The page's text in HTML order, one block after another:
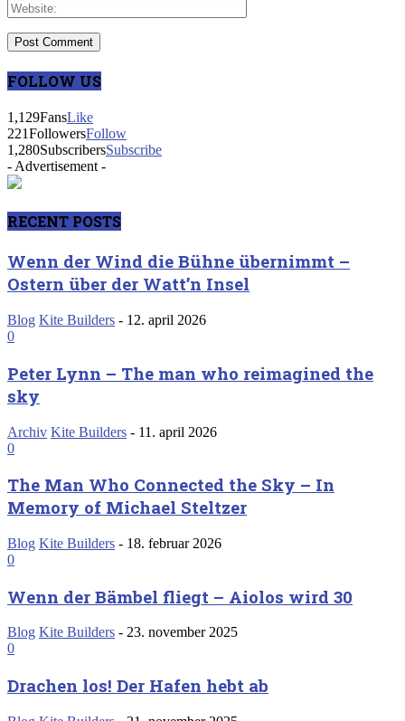
FOLLOW US
1,129FansLike
221FollowersFollow
1,280SubscribersSubscribe
- Advertisement -
RECENT POSTS
Wenn der Wind die Bühne übernimmt –
Ostern über der Watt’n Insel
Blog Kite Builders - 12. april 2026
0
Peter Lynn – The man who reimagined the
sky
Archiv Kite Builders - 11. april 2026
0
The Man Who Connected the Sky – In
Memory of Michael Steltzer
Blog Kite Builders - 18. februar 2026
0
Wenn der Bämbel fliegt – Aiolos wird 30
Blog Kite Builders - 23. november 2025
0
Drachen los! Der Hafen hebt ab